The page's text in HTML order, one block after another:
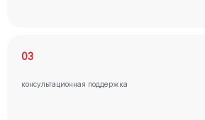
03
консультационная поддержка